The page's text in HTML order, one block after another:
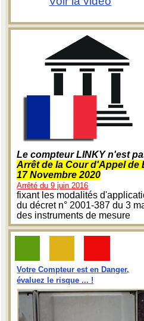
Le compteur LINKY n'est
Arrêt de la Cour d'Appel de
17 Novembre 2020
Arrêté du 9 juin 2016
fixant les modalités
du décret n° 2001-387 du 3
des instruments de mesure
Votre Compteur est en Danger,
évaluez le risque ... !